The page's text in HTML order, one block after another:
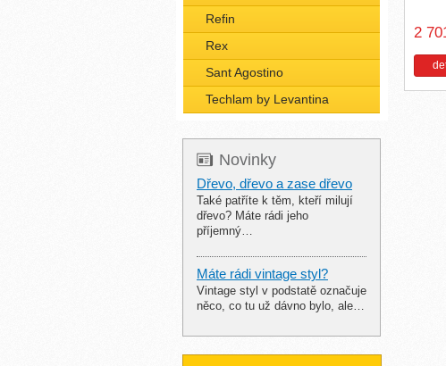
Refin
Rex
Sant Agostino
Techlam by Levantina
Novinky
Dřevo, dřevo a zase dřevo
Také patříte k těm, kteří milují
dřevo? Máte rádi jeho
příjemný…
Máte rádi vintage styl?
Vintage styl v podstatě označuje
něco, co tu už dávno bylo, ale…
2